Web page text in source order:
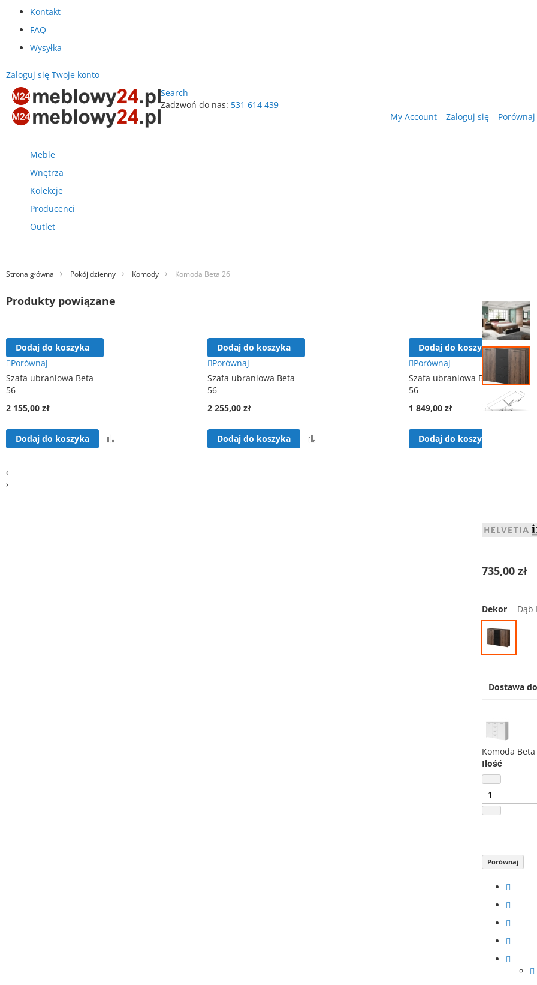
Kontakt
FAQ
Wysyłka
Zaloguj się Twoje konto
Search
Zadzwoń do nas: 531 614 439
My Account Zaloguj się Porównaj
Meble
Wnętrza
Kolekcje
Producenci
Outlet
Strona główna Pokój dzienny Komody Komoda Beta 26
Przejdź
na
koniec
galerii
na
początek
galerii
735,00 zł
Dekor Dąb
Dostawa do
Komoda
Ilość
Porównaj
Produkty powiązane
Dodaj do koszyka
Porównaj
Szafa ubraniowa Beta
56
2 155,00 zł
Dodaj do koszyka
Dodaj do koszyka
Porównaj
Szafa ubraniowa Beta
56
2 255,00 zł
Dodaj do koszyka
Dodaj do koszyka
Porównaj
Szafa ubraniowa Beta
56
1 849,00 zł
Dodaj do koszyka
‹
›